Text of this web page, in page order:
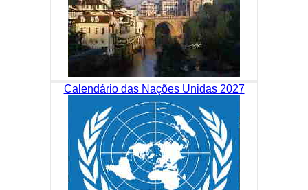
Calendário das Nações Unidas 2027